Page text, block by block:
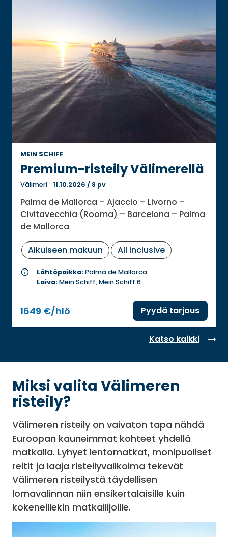
MEIN SCHIFF
Premium-risteily Välimerellä
Välimeri 11.10.2026 / 8 pv
Palma de Mallorca – Ajaccio – Livorno –
Civitavecchia (Rooma) – Barcelona – Palma
de Mallorca
Aikuiseen makuun All inclusive
info Lähtöpaikka:Palma de Mallorca
Laiva:Mein Schiff, Mein Schiff 6
1649 €/hlö Pyydä tarjous
Katso kaikki
Miksi valita Välimeren
risteily?
Välimeren risteily on vaivaton tapa nähdä
Euroopan kauneimmat kohteet yhdellä
matkalla. Lyhyet lentomatkat, monipuoliset
reitit ja laaja risteilyvalikoima tekevät
Välimeren risteilystä täydellisen
lomavalinnan niin ensikertalaisille kuin
kokeneillekin matkailijoille.